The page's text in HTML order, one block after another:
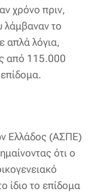
χρόνο πριν,
λάμβαναν το
απλά λόγια,
από 115.000
Ελλάδος (ΑΣΠΕ)
ότι ο
ίδιο το επίδομα